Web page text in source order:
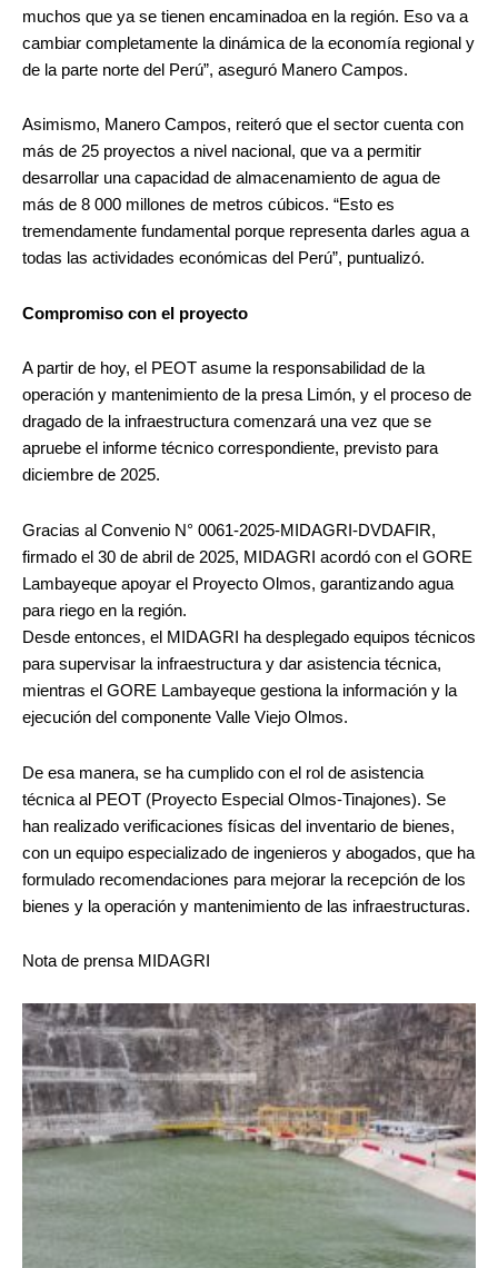
muchos que ya se tienen encaminadoa en la región. Eso va a
cambiar completamente la dinámica de la economía regional y
de la parte norte del Perú”, aseguró Manero Campos.
Asimismo, Manero Campos, reiteró que el sector cuenta con
más de 25 proyectos a nivel nacional, que va a permitir
desarrollar una capacidad de almacenamiento de agua de
más de 8 000 millones de metros cúbicos. “Esto es
tremendamente fundamental porque representa darles agua a
todas las actividades económicas del Perú”, puntualizó.
Compromiso con el proyecto
A partir de hoy, el PEOT asume la responsabilidad de la
operación y mantenimiento de la presa Limón, y el proceso de
dragado de la infraestructura comenzará una vez que se
apruebe el informe técnico correspondiente, previsto para
diciembre de 2025.
Gracias al Convenio N° 0061-2025-MIDAGRI-DVDAFIR,
firmado el 30 de abril de 2025, MIDAGRI acordó con el GORE
Lambayeque apoyar el Proyecto Olmos, garantizando agua
para riego en la región.
Desde entonces, el MIDAGRI ha desplegado equipos técnicos
para supervisar la infraestructura y dar asistencia técnica,
mientras el GORE Lambayeque gestiona la información y la
ejecución del componente Valle Viejo Olmos.
De esa manera, se ha cumplido con el rol de asistencia
técnica al PEOT (Proyecto Especial Olmos-Tinajones). Se
han realizado verificaciones físicas del inventario de bienes,
con un equipo especializado de ingenieros y abogados, que ha
formulado recomendaciones para mejorar la recepción de los
bienes y la operación y mantenimiento de las infraestructuras.
Nota de prensa MIDAGRI